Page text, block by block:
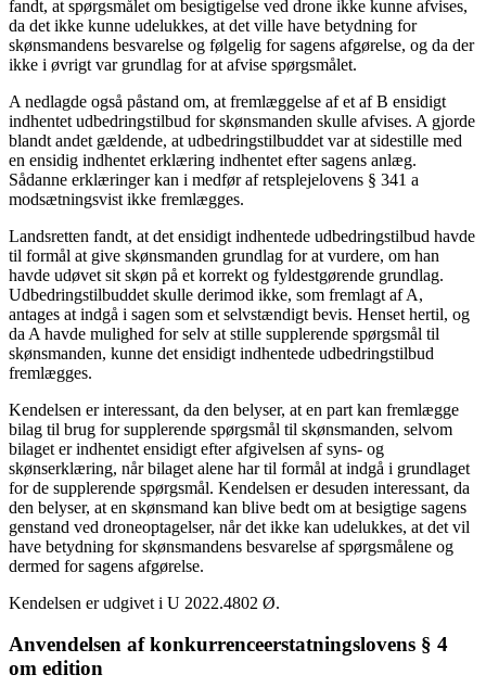
fandt, at spørgsmålet om besigtigelse ved drone ikke kunne afvises,
da det ikke kunne udelukkes, at det ville have betydning for
skønsmandens besvarelse og følgelig for sagens afgørelse, og da der
ikke i øvrigt var grundlag for at afvise spørgsmålet.
A nedlagde også påstand om, at fremlæggelse af et af B ensidigt
indhentet udbedringstilbud for skønsmanden skulle afvises. A gjorde
blandt andet gældende, at udbedringstilbuddet var at sidestille med
en ensidig indhentet erklæring indhentet efter sagens anlæg.
Sådanne erklæringer kan i medfør af retsplejelovens § 341 a
modsætningsvist ikke fremlægges.
Landsretten fandt, at det ensidigt indhentede udbedringstilbud havde
til formål at give skønsmanden grundlag for at vurdere, om han
havde udøvet sit skøn på et korrekt og fyldestgørende grundlag.
Udbedringstilbuddet skulle derimod ikke, som fremlagt af A,
antages at indgå i sagen som et selvstændigt bevis. Henset hertil, og
da A havde mulighed for selv at stille supplerende spørgsmål til
skønsmanden, kunne det ensidigt indhentede udbedringstilbud
fremlægges.
Kendelsen er interessant, da den belyser, at en part kan fremlægge
bilag til brug for supplerende spørgsmål til skønsmanden, selvom
bilaget er indhentet ensidigt efter afgivelsen af syns- og
skønserklæring, når bilaget alene har til formål at indgå i grundlaget
for de supplerende spørgsmål. Kendelsen er desuden interessant, da
den belyser, at en skønsmand kan blive bedt om at besigtige sagens
genstand ved droneoptagelser, når det ikke kan udelukkes, at det vil
have betydning for skønsmandens besvarelse af spørgsmålene og
dermed for sagens afgørelse.
Kendelsen er udgivet i U 2022.4802 Ø.
Anvendelsen af konkurrenceerstatningslovens § 4
om edition